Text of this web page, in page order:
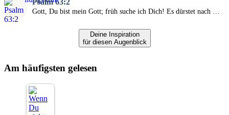
Psalm 63:2
Gott, Du bist mein Gott; früh suche ich Dich! Es dürstet nach …
Deine Inspiration
für diesen Augenblick
Am häufigsten gelesen